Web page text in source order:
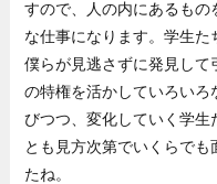
すので、人の内にあるも
な仕事になります。学生
僕らが見逃さずに発見し
の特権を活かしていろい
びつつ、変化していく学生
とも見方次第でいくらで
たね。